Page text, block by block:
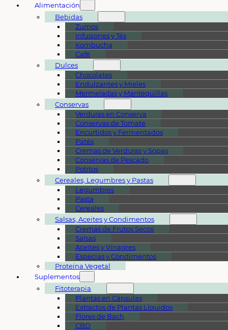
Alimentación
Bebidas
Zumos
Infusiones y Tés
Kombucha
Café
Dulces
Chocolates
Endulzantes y Mieles
Mermeladas y Mantequillas
Conservas
Verduras en Conserva
Conservas de Tomate
Encurtidos y Fermentados
Patés
Cremas de Verduras y Sopas
Conservas de Pescado
Potitos
Cereales, Legumbres y Pastas
Legumbres
Pasta
Cereales
Salsas, Aceites y Condimentos
Cremas de Frutos Secos
Salsas
Aceites y Vinagres
Especias y Condimentos
Proteína Vegetal
Suplementos
Fitoterapia
Plantas en Cápsulas
Extractos de Plantas Líquidos
Flores de Bach
CBD